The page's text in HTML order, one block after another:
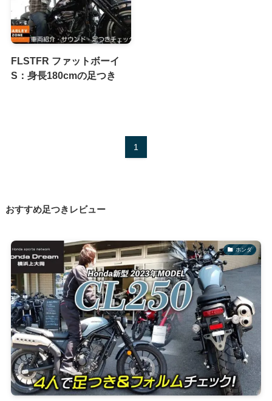
FLSTFR ファットボーイ
S：身長180cmの足つき
1
おすすめ足つきレビュー
ホンダ